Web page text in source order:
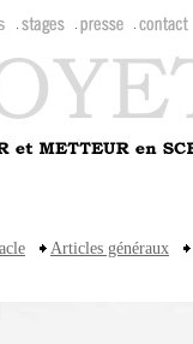
Articles généraux